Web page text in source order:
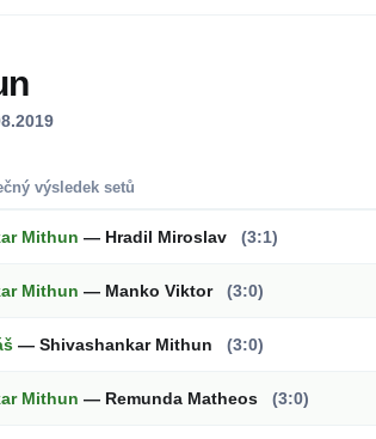
výsledek setů
Mithun — Hradil Miroslav (3:1)
Mithun — Manko Viktor (3:0)
— Shivashankar Mithun (3:0)
Mithun — Remunda Matheos (3:0)